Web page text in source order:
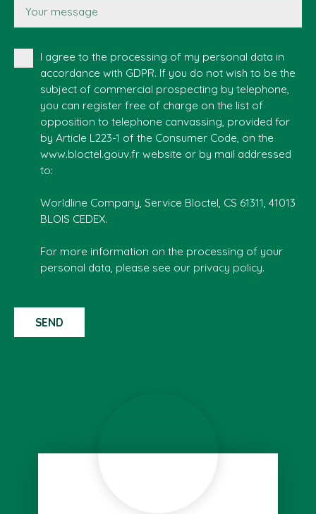
Your message
I agree to the processing of my personal data in
accordance with GDPR. If you do not wish to be the
subject of commercial prospecting by telephone,
you can register free of charge on the list of
opposition to telephone canvassing, provided for
by Article L223-1 of the Consumer Code, on the
www.bloctel.gouv.fr website or by mail addressed
to:
Worldline Company, Service Bloctel, CS 61311, 41013
BLOIS CEDEX.
For more information on the processing of your
personal data, please see our privacy policy.
SEND